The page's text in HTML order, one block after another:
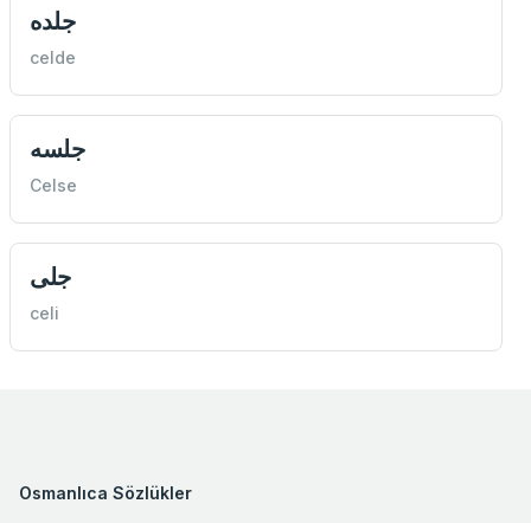
جلده
celde
جلسه
Celse
جلی
celi
Osmanlıca Sözlükler